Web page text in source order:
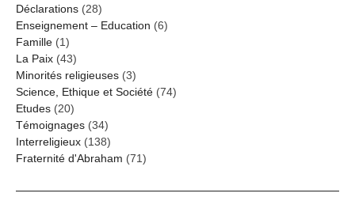
Déclarations (28)
Enseignement – Education (6)
Famille (1)
La Paix (43)
Minorités religieuses (3)
Science, Ethique et Société (74)
Etudes (20)
Témoignages (34)
Interreligieux (138)
Fraternité d'Abraham (71)